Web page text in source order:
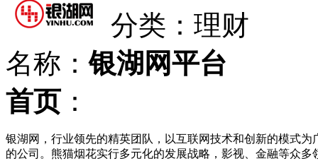
分类：理财
名称：银湖网平台
首页 ：
银湖网，行业领先的精英团队，以互联网技术和创新的模式为
的公司。熊猫烟花实行多元化的发展战略，影视、金融等众多